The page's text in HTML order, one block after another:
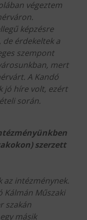
végeztem
képzésre
érdekeltek a
szempont
mert
A Kandó
jó híre volt, ezért
során.
szerzett
az intézménynek.
Kálmán Műszaki
szakán
másik